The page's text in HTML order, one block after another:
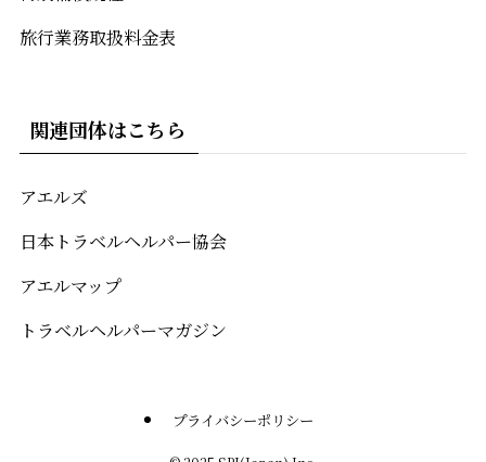
旅行業務取扱料金表
関連団体はこちら
アエルズ
日本トラベルヘルパー協会
アエルマップ
トラベルヘルパーマガジン
プライバシーポリシー